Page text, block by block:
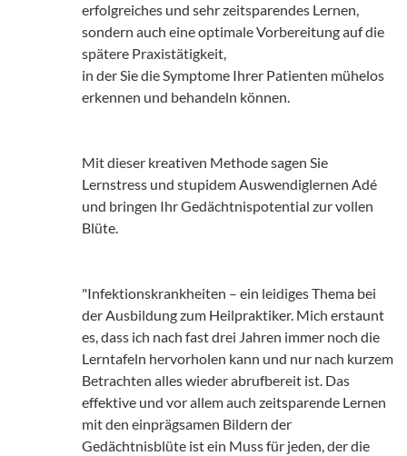
erfolgreiches und sehr zeitsparendes Lernen,
sondern auch eine optimale Vorbereitung auf die
spätere Praxistätigkeit,
in der Sie die Symptome Ihrer Patienten mühelos
erkennen und behandeln können.
Mit dieser kreativen Methode sagen Sie
Lernstress und stupidem Auswendiglernen Adé
und bringen Ihr Gedächtnispotential zur vollen
Blüte.
"Infektionskrankheiten – ein leidiges Thema bei
der Ausbildung zum Heilpraktiker. Mich erstaunt
es, dass ich nach fast drei Jahren immer noch die
Lerntafeln hervorholen kann und nur nach kurzem
Betrachten alles wieder abrufbereit ist. Das
effektive und vor allem auch zeitsparende Lernen
mit den einprägsamen Bildern der
Gedächtnisblüte ist ein Muss für jeden, der die